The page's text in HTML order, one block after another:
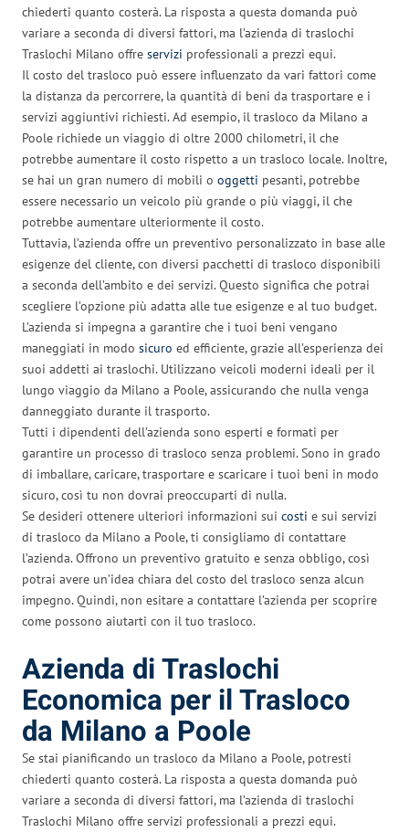
chiederti quanto costerà. La risposta a questa domanda può
variare a seconda di diversi fattori, ma l’azienda di traslochi
Traslochi Milano offre servizi professionali a prezzi equi.
Il costo del trasloco può essere influenzato da vari fattori come
la distanza da percorrere, la quantità di beni da trasportare e i
servizi aggiuntivi richiesti. Ad esempio, il trasloco da Milano a
Poole richiede un viaggio di oltre 2000 chilometri, il che
potrebbe aumentare il costo rispetto a un trasloco locale. Inoltre,
se hai un gran numero di mobili o oggetti pesanti, potrebbe
essere necessario un veicolo più grande o più viaggi, il che
potrebbe aumentare ulteriormente il costo.
Tuttavia, l’azienda offre un preventivo personalizzato in base alle
esigenze del cliente, con diversi pacchetti di trasloco disponibili
a seconda dell’ambito e dei servizi. Questo significa che potrai
scegliere l’opzione più adatta alle tue esigenze e al tuo budget.
L’azienda si impegna a garantire che i tuoi beni vengano
maneggiati in modo sicuro ed efficiente, grazie all’esperienza dei
suoi addetti ai traslochi. Utilizzano veicoli moderni ideali per il
lungo viaggio da Milano a Poole, assicurando che nulla venga
danneggiato durante il trasporto.
Tutti i dipendenti dell’azienda sono esperti e formati per
garantire un processo di trasloco senza problemi. Sono in grado
di imballare, caricare, trasportare e scaricare i tuoi beni in modo
sicuro, così tu non dovrai preoccuparti di nulla.
Se desideri ottenere ulteriori informazioni sui costi e sui servizi
di trasloco da Milano a Poole, ti consigliamo di contattare
l’azienda. Offrono un preventivo gratuito e senza obbligo, così
potrai avere un’idea chiara del costo del trasloco senza alcun
impegno. Quindi, non esitare a contattare l’azienda per scoprire
come possono aiutarti con il tuo trasloco.
Azienda di Traslochi
Economica per il Trasloco
da Milano a Poole
Se stai pianificando un trasloco da Milano a Poole, potresti
chiederti quanto costerà. La risposta a questa domanda può
variare a seconda di diversi fattori, ma l’azienda di traslochi
Traslochi Milano offre servizi professionali a prezzi equi.